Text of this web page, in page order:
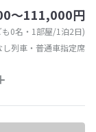
～111,000円
0名・1部屋/1泊2日)
列車・普通車指定席